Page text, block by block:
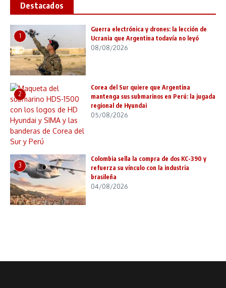
Destacados
1
Guerra electrónica y drones: la lección de
Ucrania que Argentina todavía no leyó
08/08/2026
2
Corea del Sur quiere que Argentina
mantenga sus submarinos en Perú: la jugada
regional de Hyundai
05/08/2026
3
Colombia sella la compra de dos KC-390 y
refuerza su vínculo con la industria
brasileña
04/08/2026